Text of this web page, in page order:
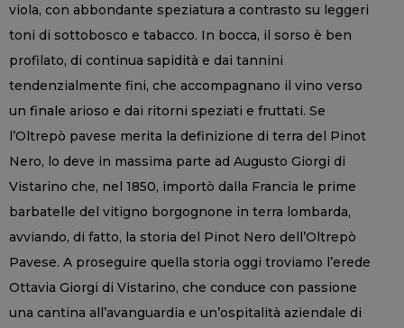
viola, con abbondante speziatura a contrasto su leggeri
toni di sottobosco e tabacco. In bocca, il sorso è ben
profilato, di continua sapidità e dai tannini
tendenzialmente fini, che accompagnano il vino verso
un finale arioso e dai ritorni speziati e fruttati. Se
l’Oltrepò pavese merita la definizione di terra del Pinot
Nero, lo deve in massima parte ad Augusto Giorgi di
Vistarino che, nel 1850, importò dalla Francia le prime
barbatelle del vitigno borgognone in terra lombarda,
avviando, di fatto, la storia del Pinot Nero dell’Oltrepò
Pavese. A proseguire quella storia oggi troviamo l’erede
Ottavia Giorgi di Vistarino, che conduce con passione
una cantina all’avanguardia e un’ospitalità aziendale di